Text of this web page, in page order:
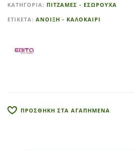
e
r
ΚΑΤΗΓΟΡΊΑ: ΠΙΤΖΑΜΕΣ - ΕΣΩΡΟΥΧΑ
ΕΤΙΚΈΤΑ: ΑΝΟΙΞΗ - ΚΑΛΟΚΑΙΡΙ
ΠΡΟΣΘΗΚΗ ΣΤΑ ΑΓΑΠΗΜΕΝΑ